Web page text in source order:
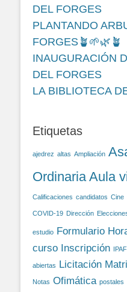
DEL FORGES
PLANTANDO
FORGES🪴🌱🌿🪴
INAUGURACIÓN
DEL FORGES
LA BIBLIOTECA
Etiquetas
ajedrez altas Ampliación
Ordinaria Aula
Calificaciones candidatos Cine
COVID-19 Dirección
estudio Formulario
curso Inscripción
abiertas Licitación
Notas Ofimática postales